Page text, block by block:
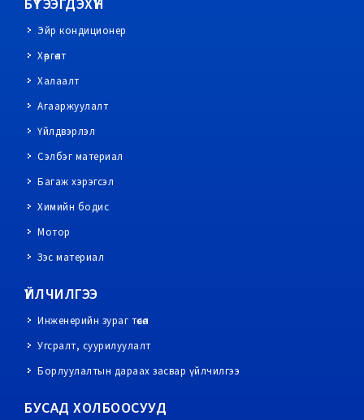
БҮТЭЭГДЭХҮҮН
Эйр кондиционер
Хөргөлт
Халаалт
Агааржуулалт
Үйлдвэрлэл
Сэлбэг материал
Багаж хэрэгсэл
Химийн бодис
Мотор
Зэс материал
ҮЙЛЧИЛГЭЭ
Инженерийн зураг төсөл
Угсралт, суурилуулалт
Борлуулалтын дараах засвар үйлчилгээ
БУСАД ХОЛБООСУУД